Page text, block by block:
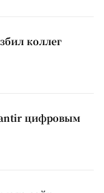
коллег
цифровым